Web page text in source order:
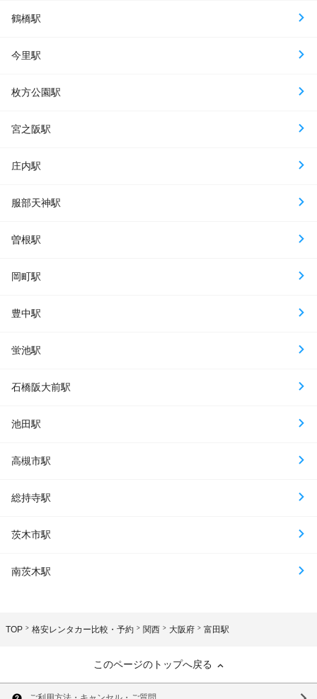
鶴橋駅
今里駅
枚方公園駅
宮之阪駅
庄内駅
服部天神駅
曽根駅
岡町駅
豊中駅
蛍池駅
石橋阪大前駅
池田駅
高槻市駅
総持寺駅
茨木市駅
南茨木駅
TOP 格安レンタカー比較・予約 関西 大阪府 富田駅
このページのトップへ戻る